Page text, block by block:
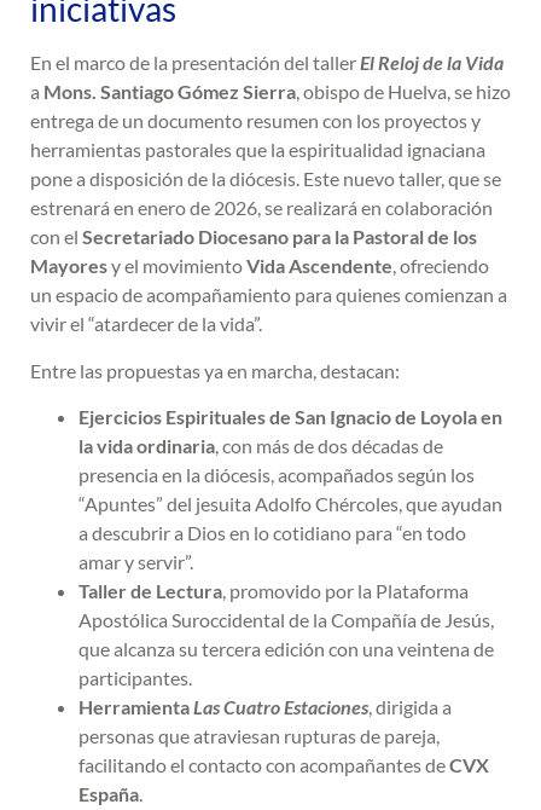
iniciativas
En el marco de la presentación del tallerEl Reloj de la Vida
a Mons. Santiago Gómez Sierra, obispo de Huelva, se hizo
entrega de un documento resumen con los proyectos y
herramientas pastorales que la espiritualidad ignaciana
pone a disposición de la diócesis. Este nuevo taller, que se
estrenará en enero de 2026, se realizará en colaboración
con el Secretariado Diocesano para la Pastoral de los
Mayoresy el movimientoVida Ascendente, ofreciendo
un espacio de acompañamiento para quienes comienzan a
vivir el “atardecer de la vida”.
Entre las propuestas ya en marcha, destacan:
Ejercicios Espirituales de San Ignacio de Loyola en
la vida ordinaria, con más de dos décadas de
presencia en la diócesis, acompañados según los
“Apuntes” del jesuita Adolfo Chércoles, que ayudan
a descubrir a Dios en lo cotidiano para “en todo
amar y servir”.
Taller de Lectura, promovido por la Plataforma
Apostólica Suroccidental de la Compañía de Jesús,
que alcanza su tercera edición con una veintena de
participantes.
HerramientaLas Cuatro Estaciones, dirigida a
personas que atraviesan rupturas de pareja,
facilitando el contacto con acompañantes deCVX
España.